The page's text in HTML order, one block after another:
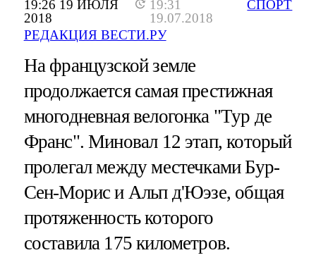
19:26 19 ИЮЛЯ
2018
19:31
19.07.2018
РЕДАКЦИЯ ВЕСТИ.РУ
СПОРТ
На французской земле
продолжается самая престижная
многодневная велогонка "Тур де
Франс". Миновал 12 этап, который
пролегал между местечками Бур-
Сен-Морис и Альп д'Юэзе, общая
протяженность которого
составила 175 километров.